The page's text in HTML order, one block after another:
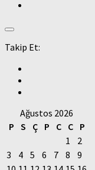
Takip Et:
Ağustos 2026
P S Ç P C C
P
1
2
3
4 5 6 7 8
9